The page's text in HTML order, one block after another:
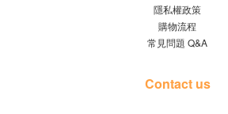
隱私權政策
購物流程
常見問題 Q&A
Contact us